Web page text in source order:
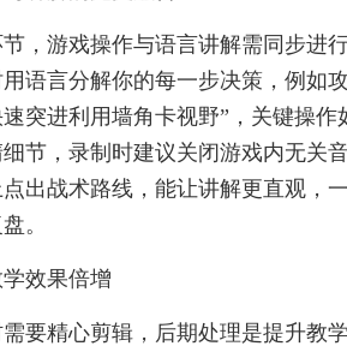
，游戏操作与语言讲解需同步进
语言分解你的每一步决策，例如
突进利用墙角卡视野”，关键操
节，录制时建议关闭游戏内无关
出战术路线，能让讲解更直观，
。
效果倍增
要精心剪辑，后期处理是提升教